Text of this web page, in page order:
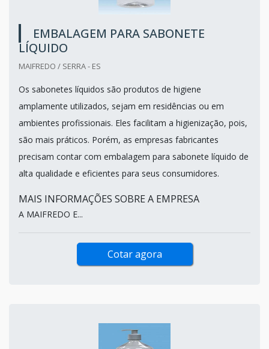
EMBALAGEM PARA SABONETE
LÍQUIDO
MAIFREDO / SERRA - ES
Os sabonetes líquidos são produtos de higiene
amplamente utilizados, sejam em residências ou em
ambientes profissionais. Eles facilitam a higienização, pois,
são mais práticos. Porém, as empresas fabricantes
precisam contar com embalagem para sabonete líquido de
alta qualidade e eficientes para seus consumidores.
MAIS INFORMAÇÕES SOBRE A EMPRESA
A MAIFREDO E...
Cotar agora